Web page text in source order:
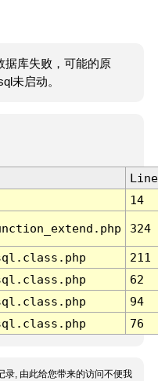
据库失败，可能的原
未启动。
Line
14
324
211
62
94
76
录, 由此给您带来的访问不便我